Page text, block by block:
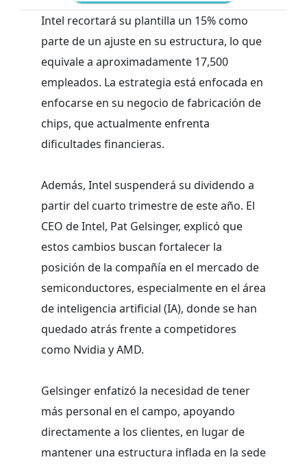
Intel recortará su plantilla un 15% como
parte de un ajuste en su estructura, lo que
equivale a aproximadamente 17,500
empleados. La estrategia está enfocada en
enfocarse en su negocio de fabricación de
chips, que actualmente enfrenta
dificultades financieras.
Además, Intel suspenderá su dividendo a
partir del cuarto trimestre de este año. El
CEO de Intel, Pat Gelsinger, explicó que
estos cambios buscan fortalecer la
posición de la compañía en el mercado de
semiconductores, especialmente en el área
de inteligencia artificial (IA), donde se han
quedado atrás frente a competidores
como Nvidia y AMD.
Gelsinger enfatizó la necesidad de tener
más personal en el campo, apoyando
directamente a los clientes, en lugar de
mantener una estructura inflada en la sede